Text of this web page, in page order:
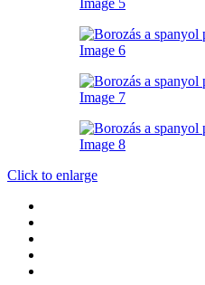
Click to enlarge